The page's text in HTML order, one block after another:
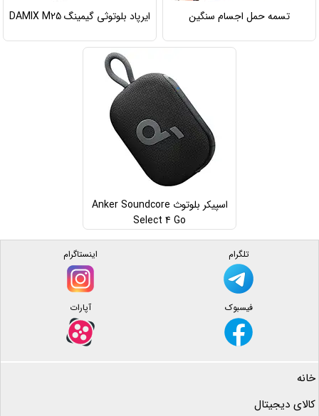
تسمه حمل اجسام سنگین ایرپاد بلوتوثی گیمینگ DAMIX M25
اسپیکر بلوتوث Anker Soundcore
Select 4 Go
تلگرام اینستاگرام
فیسبوک آپارات
خانه
کالای دیجیتال